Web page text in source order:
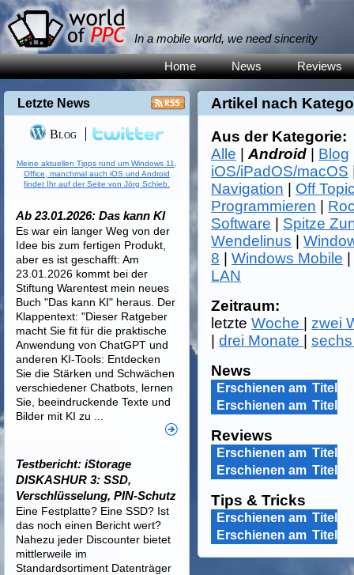
In a mobile world, we need sincerity
Home News Reviews
Artikel nach
Aus der Kategorie:
Alle |Android Blog
iOS/iPadOS/macOS
Navigation
Off
Programmieren
Software
Spitze
Wendelinus |
8 |Windows Mobile
LAN
Zeitraum:
letzteWoche
zwei
|drei Monate |
News
Erschienen am Titel
Erschienen am Titel
Reviews
Erschienen am Titel
Erschienen am Titel
Tips & Tricks
Erschienen am Titel
Erschienen am Titel
Letzte News
Blog
Meine aktuellen Tipps rund um Windows 11,
Office, manchmal auch iOS und Android
findet Ihr auf der Seite von Jörg Schieb.
Ab 23.01.2026: Das kann KI
Es war ein langer Weg von der
Idee bis zum fertigen Produkt,
aber es ist geschafft: Am
23.01.2026 kommt bei der
Stiftung Warentest mein neues
Buch "Das kann KI" heraus. Der
Klappentext: "Dieser Ratgeber
macht Sie fit für die praktische
Anwendung von ChatGPT und
anderen KI-Tools: Entdecken
Sie die Stärken und Schwächen
verschiedener Chatbots, lernen
Sie, beeindruckende Texte und
Bilder mit KI zu ...
Testbericht: iStorage
DISKASHUR 3: SSD,
Verschlüsselung, PIN-Schutz
Eine Festplatte? Eine SSD? Ist
das noch einen Bericht wert?
Nahezu jeder Discounter bietet
mittlerweile im
Standardsortiment Datenträger